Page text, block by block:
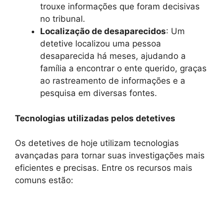
trouxe informações que foram decisivas
no tribunal.
Localização de desaparecidos: Um
detetive localizou uma pessoa
desaparecida há meses, ajudando a
família a encontrar o ente querido, graças
ao rastreamento de informações e a
pesquisa em diversas fontes.
Tecnologias utilizadas pelos detetives
Os detetives de hoje utilizam tecnologias
avançadas para tornar suas investigações mais
eficientes e precisas. Entre os recursos mais
comuns estão: